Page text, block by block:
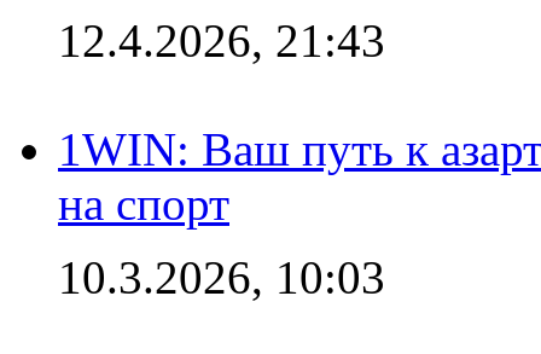
12.4.2026, 21:43
1WIN: Ваш путь к
на спорт
10.3.2026, 10:03